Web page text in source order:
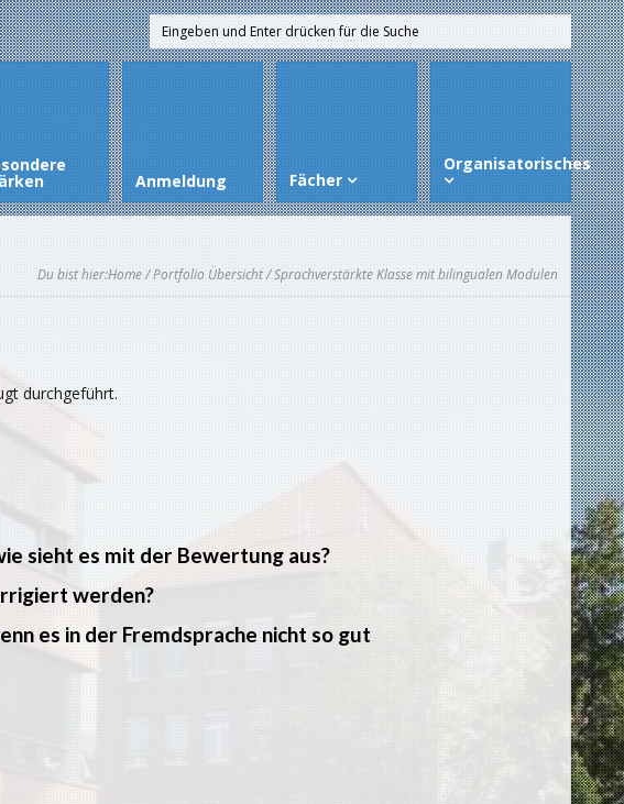
Anmeldung Fächer
Organisatorisches
Du bist hier:Home/Portfolio Übersicht/ Sprachverstärkte Klasse mit bilingualen Modulen
durchgeführt.
sieht es mit der Bewertung aus?
werden?
es in der Fremdsprache nicht so gut